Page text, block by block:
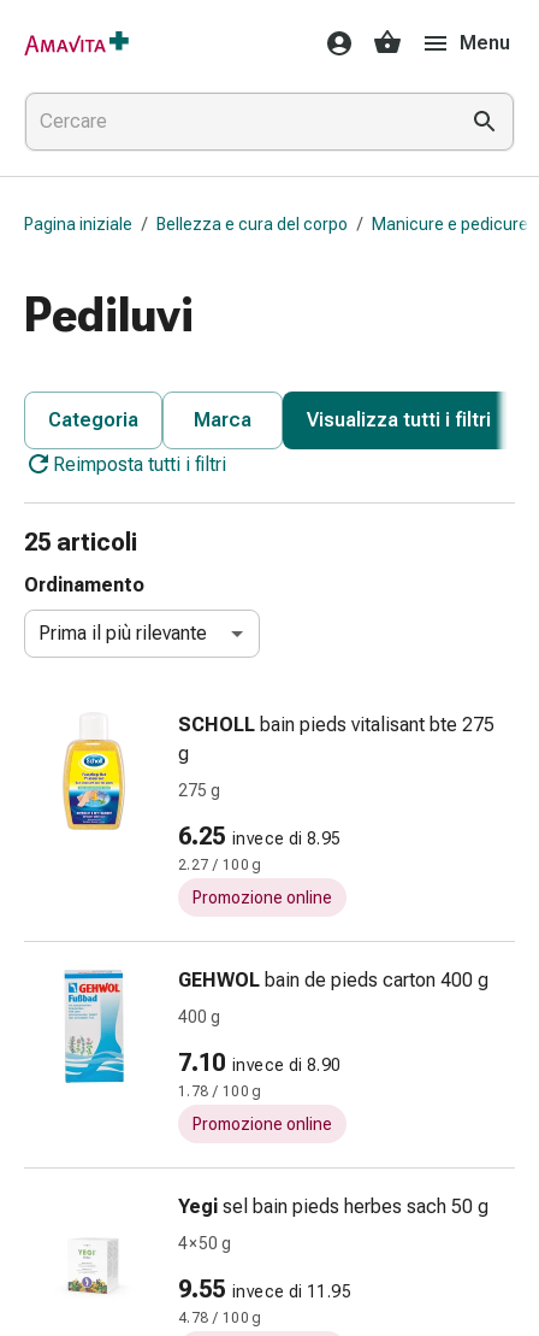
Medicamenti
e
trattamenti
Lesioni
cutanee
e
Compresse
Bende
elastiche
dita
Cerotti
di
garza
Bendaggi
adesivi
Bende,
nastri
accessori
Bende
Materiali
Ustioni
scottature
ricambio
Medicazioni
Unguenti
Menu
Pagina iniziale / Bellezza e cura del corpo / Manicure e pedicure
Pediluvi
Categoria Marca
Visualizza tutti i filtri
Reimposta tutti i filtri
25 articoli
Ordinamento
Prima il più rilevante
SCHOLL bain pieds vitalisant bte 275
g
275 g
6.25 invece di 8.95
2.27 / 100 g
Promozione online
GEHWOL bain de pieds carton 400 g
400 g
7.10 invece di 8.90
1.78 / 100 g
Promozione online
Yegi sel bain pieds herbes sach 50 g
4 × 50 g
9.55 invece di 11.95
4.78 / 100 g